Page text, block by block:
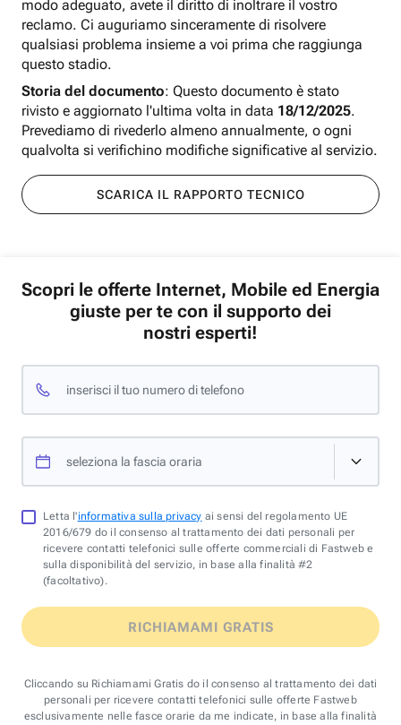
modo adeguato, avete il diritto di inoltrare il vostro
reclamo. Ci auguriamo sinceramente di risolvere
qualsiasi problema insieme a voi prima che raggiunga
questo stadio.
Storia del documento: Questo documento è stato
rivisto e aggiornato l'ultima volta in data 18/12/2025.
Prevediamo di rivederlo almeno annualmente, o ogni
qualvolta si verifichino modifiche significative al servizio.
SCARICA IL RAPPORTO TECNICO
Scopri le offerte Internet, Mobile ed Energia
giuste per te con il supporto dei
nostri esperti!
inserisci il tuo numero di telefono
seleziona la fascia oraria
Letta l'informativa sulla privacy ai sensi del regolamento UE
2016/679 do il consenso al trattamento dei dati personali per
ricevere contatti telefonici sulle offerte commerciali di Fastweb e
sulla disponibilità del servizio, in base alla finalità #2
(facoltativo).
RICHIAMAMI GRATIS
Cliccando su Richiamami Gratis do il consenso al trattamento dei dati
personali per ricevere contatti telefonici sulle offerte Fastweb
esclusivamente nelle fasce orarie da me indicate, in base alla finalità